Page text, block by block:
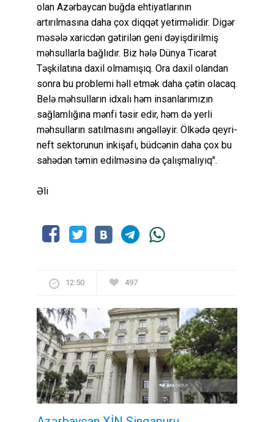
olan Azərbaycan buğda ehtiyatlarının
artırılmasına daha çox diqqət yetirməlidir. Digər
məsələ xaricdən gətirilən geni dəyişdirilmiş
məhsullarla bağlıdır. Biz hələ Dünya Ticarət
Təşkilatına daxil olmamışıq. Ora daxil olandan
sonra bu problemi həll etmək daha çətin olacaq.
Belə məhsulların idxalı həm insanlarımızın
sağlamlığına mənfi təsir edir, həm də yerli
məhsulların satılmasını əngəlləyir. Ölkədə qeyri-
neft sektorunun inkişafı, büdcənin daha çox bu
sahədən təmin edilməsinə də çalışmalıyıq".
Əli
12:50 497